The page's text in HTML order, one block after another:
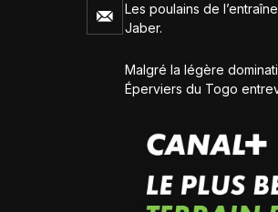
Les poulains de
Jaber.
Malgré la légère
Éperviers du Togo